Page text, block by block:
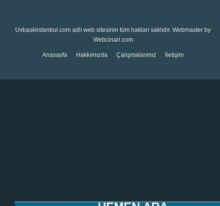
Uvbaskiistanbul.com adlı web sitesinin tüm hakları saklıdır. Webmaster by
Webcinari.com
Anasayfa Hakkımızda Çalışmalarımız İletişim